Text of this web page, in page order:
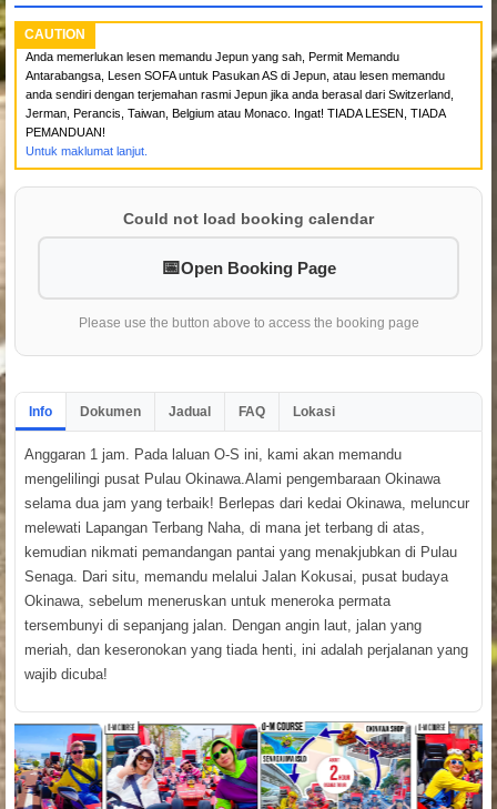
CAUTION
Anda memerlukan lesen memandu Jepun yang sah, Permit Memandu
Antarabangsa, Lesen SOFA untuk Pasukan AS di Jepun, atau lesen memandu
anda sendiri dengan terjemahan rasmi Jepun jika anda berasal dari Switzerland,
Jerman, Perancis, Taiwan, Belgium atau Monaco. Ingat! TIADA LESEN, TIADA
PEMANDUAN!
Untuk maklumat lanjut.
Could not load booking calendar
Open Booking Page
Please use the button above to access the booking page
Info Dokumen Jadual FAQ Lokasi
Anggaran 1 jam. Pada laluan O-S ini, kami akan memandu
mengelilingi pusat Pulau Okinawa.Alami pengembaraan Okinawa
selama dua jam yang terbaik! Berlepas dari kedai Okinawa, meluncur
melewati Lapangan Terbang Naha, di mana jet terbang di atas,
kemudian nikmati pemandangan pantai yang menakjubkan di Pulau
Senaga. Dari situ, memandu melalui Jalan Kokusai, pusat budaya
Okinawa, sebelum meneruskan untuk meneroka permata
tersembunyi di sepanjang jalan. Dengan angin laut, jalan yang
meriah, dan keseronokan yang tiada henti, ini adalah perjalanan yang
wajib dicuba!